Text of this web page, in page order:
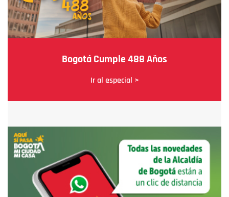
Bogotá Cumple 488 Años
Ir al especial >